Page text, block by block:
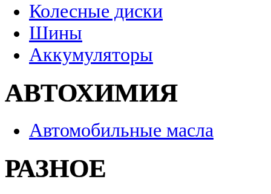
Колесные диски
Шины
Аккумуляторы
АВТОХИМИЯ
Автомобильные масла
РАЗНОЕ